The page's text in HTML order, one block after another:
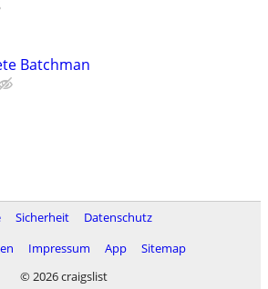
Batchman
Sicherheit
Datenschutz
Impressum App
Sitemap
© 2026 craigslist